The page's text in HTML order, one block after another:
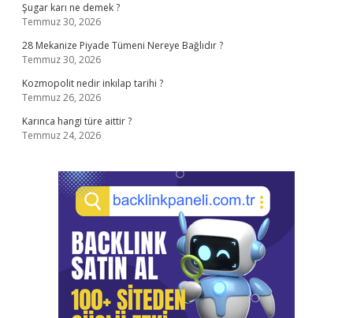
Şugar karı ne demek ?
Temmuz 30, 2026
28 Mekanize Piyade Tümeni Nereye Bağlıdır ?
Temmuz 30, 2026
Kozmopolit nedir inkılap tarihi ?
Temmuz 26, 2026
Karınca hangi türe aittir ?
Temmuz 24, 2026